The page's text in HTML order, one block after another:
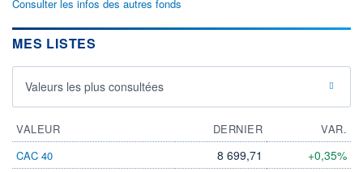
Consulter les infos des autres fonds
MES LISTES
Valeurs les plus consultées
VALEUR DERNIER
VAR.
CAC 40
8 699,71 +0,35%